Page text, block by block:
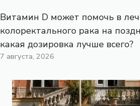
Витамин D может помочь в
колоректального рака на
какая дозировка лучше всего?
7 августа, 2026